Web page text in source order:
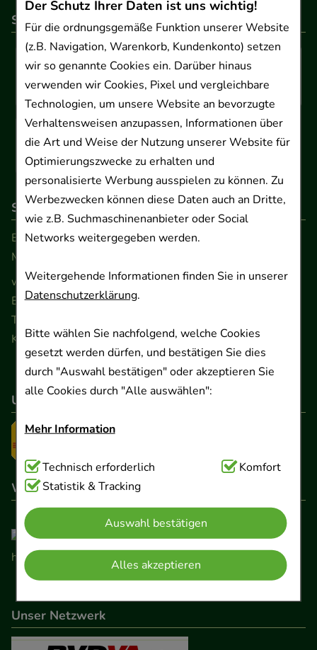
Der Schutz Ihrer Daten ist uns wichtig!
Für die ordnungsgemäße Funktion unserer Website
(z.B. Navigation, Warenkorb, Kundenkonto) setzen
wir so genannte Cookies ein. Darüber hinaus
verwenden wir Cookies, Pixel und vergleichbare
Technologien, um unsere Website an bevorzugte
Verhaltensweisen anzupassen, Informationen über
die Art und Weise der Nutzung unserer Website für
Optimierungszwecke zu erhalten und
personalisierte Werbung ausspielen zu können. Zu
Werbezwecken können diese Daten auch an Dritte,
wie z.B. Suchmaschinenanbieter oder Social
Networks weitergegeben werden.
Weitergehende Informationen finden Sie in unserer
Datenschutzerklärung.
Bitte wählen Sie nachfolgend, welche Cookies
gesetzt werden dürfen, und bestätigen Sie dies
durch "Auswahl bestätigen" oder akzeptieren Sie
alle Cookies durch "Alle auswählen":
Mehr Information
Technisch Notwendig:Hierbei handelt es sich um
Cookies, die für die Grundfunktionen unserer
Website notwendig sind (z.B. Navigation,
Warenkorb, Kundenkonto), weshalb auf diese nicht
verzichtet werden kann.
Komfort:Diese Cookies werden genutzt um das
Einkaufserlebnis noch ansprechender zu gestalten,
beispielsweise für die Wiedererkennung des
Besuchers oder unsere Seite an bevorzugte
Technisch erforderlich
Komfort
Statistik & Tracking
Auswahl bestätigen
Alles akzeptieren
So können Sie bezahlen
So erreichen Sie uns
Beratung und Kundenservice:
Montag - Freitag von 9.00 bis 17.00 Uhr
www.ApoSalis.de· E-Mail:info@ApoSalis.de
Ernst-August-Platz 2 · 30159 Hannover
Telefon 0511 89 71 80 0 · Fax 0511 89 71 80 11
Kontaktformular
Unser Versanddienstleister
Wir sind hier gelistet
Unser Netzwerk